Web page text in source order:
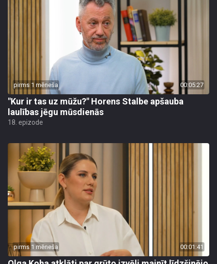
pirms 1 mēneša 00:05:27
"Kur ir tas uz mūžu?" Horens Stalbe apšauba
laulības jēgu mūsdienās
18. epizode
pirms 1 mēneša 00:01:41